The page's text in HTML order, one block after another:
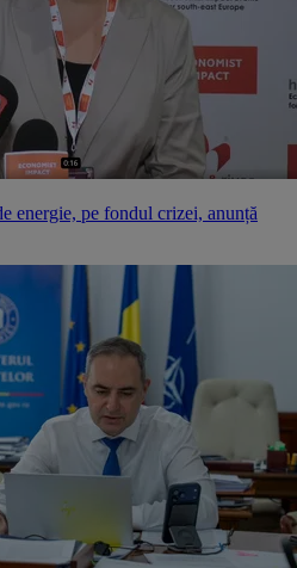
energie, pe fondul crizei, anunță